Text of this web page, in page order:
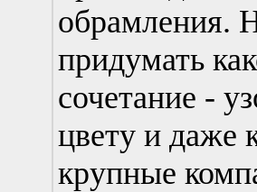
обрамления.
придумать
сочетание -
цвету и даже
крупные